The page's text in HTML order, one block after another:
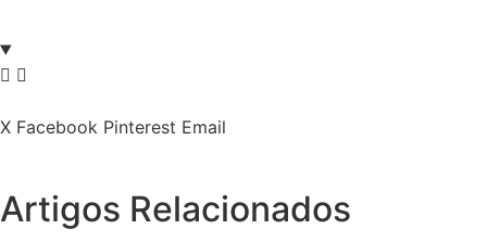
X Facebook Pinterest Email
Artigos Relacionados